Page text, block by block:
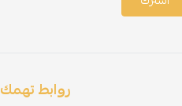
روابط تهمك